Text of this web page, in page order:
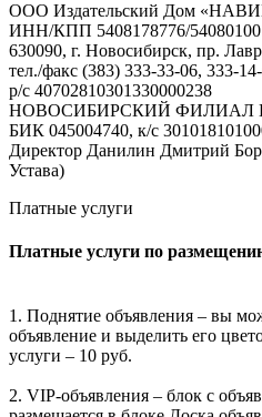
ООО Издательский Дом
ИНН/КПП 5408178776/
630090, г. Новосибирск, пр.
тел./факс (383) 333-33-06, 333-
р/с 40702810301330000238
НОВОСИБИРСКИЙ ФИЛИАЛ
БИК 045004740, к/с
Директор Данилин Дмитрий
Устава)
Платные услуги
Платные услуги по
1. Поднятие объявления – вы
объявление и выделить его
услуги – 10 руб.
2. VIP-объявления – блок с